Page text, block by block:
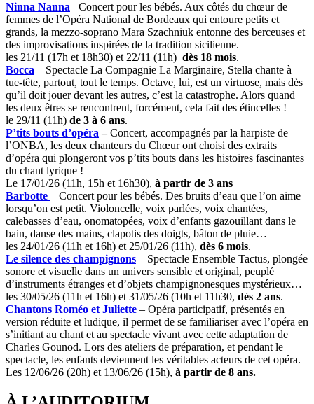
Ninna Nanna– Concert pour les bébés. Aux côtés du chœur de
femmes de l’Opéra National de Bordeaux qui entoure petits et
grands, la mezzo-soprano Mara Szachniuk entonne des berceuses et
des improvisations inspirées de la tradition sicilienne.
les 21/11 (17h et 18h30) et 22/11 (11h) dès 18 mois.
Bocca – Spectacle La Compagnie La Marginaire, Stella chante à
tue-tête, partout, tout le temps. Octave, lui, est un virtuose, mais dès
qu’il doit jouer devant les autres, c’est la catastrophe. Alors quand
les deux êtres se rencontrent, forcément, cela fait des étincelles !
le 29/11 (11h) de 3 à 6 ans.
P’tits bouts d’opéra –Concert, accompagnés par la harpiste de
l’ONBA, les deux chanteurs du Chœur ont choisi des extraits
d’opéra qui plongeront vos p’tits bouts dans les histoires fascinantes
du chant lyrique !
Le 17/01/26 (11h, 15h et 16h30), à partir de 3 ans
Barbotte – Concert pour les bébés. Des bruits d’eau que l’on aime
lorsqu’on est petit. Violoncelle, voix parlées, voix chantées,
calebasses d’eau, onomatopées, voix d’enfants gazouillant dans le
bain, danse des mains, clapotis des doigts, bâton de pluie…
les 24/01/26 (11h et 16h) et 25/01/26 (11h), dès 6 mois.
Le silence des champignons – Spectacle Ensemble Tactus, plongée
sonore et visuelle dans un univers sensible et original, peuplé
d’instruments étranges et d’objets champignonesques mystérieux…
les 30/05/26 (11h et 16h) et 31/05/26 (10h et 11h30, dès 2 ans.
Chantons Roméo et Juliette – Opéra participatif, présentés en
version réduite et ludique, il permet de se familiariser avec l’opéra en
s’initiant au chant et au spectacle vivant avec cette adaptation de
Charles Gounod. Lors des ateliers de préparation, et pendant le
spectacle, les enfants deviennent les véritables acteurs de cet opéra.
Les 12/06/26 (20h) et 13/06/26 (15h), à partir de 8 ans.